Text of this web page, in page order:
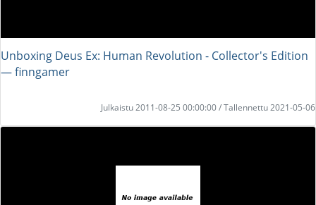
Unboxing Deus Ex: Human Revolution - Collector's Edition
― finngamer
Julkaistu 2011-08-25 00:00:00 / Tallennettu 2021-05-06